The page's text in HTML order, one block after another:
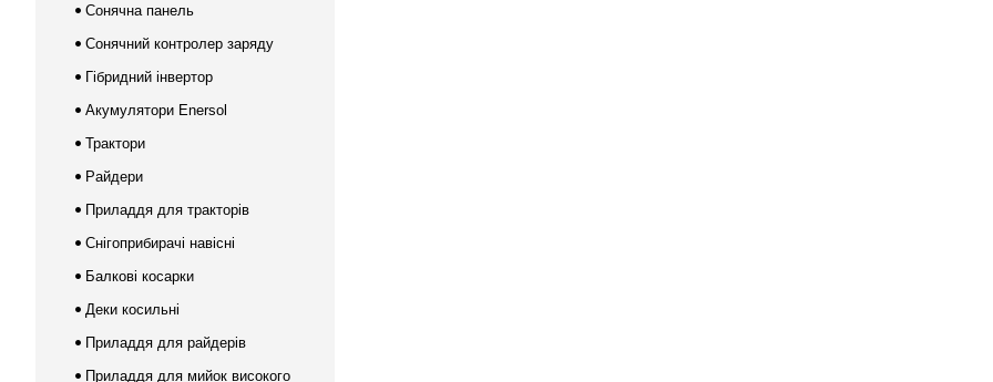
Сонячна панель
Сонячний контролер заряду
Гібридний інвертор
Акумулятори Enersol
Трактори
Райдери
Приладдя для тракторів
Снігоприбирачі навісні
Балкові косарки
Деки косильні
Приладдя для райдерів
Приладдя для мийок високого